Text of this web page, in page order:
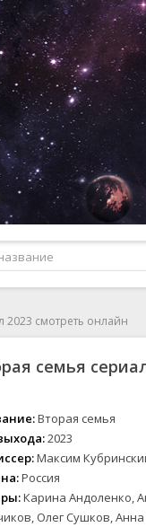
2023 смотреть онлайн
семья
Вторая семья
2023
Максим
Россия
Карина Андоленко,
Олег Сушков,